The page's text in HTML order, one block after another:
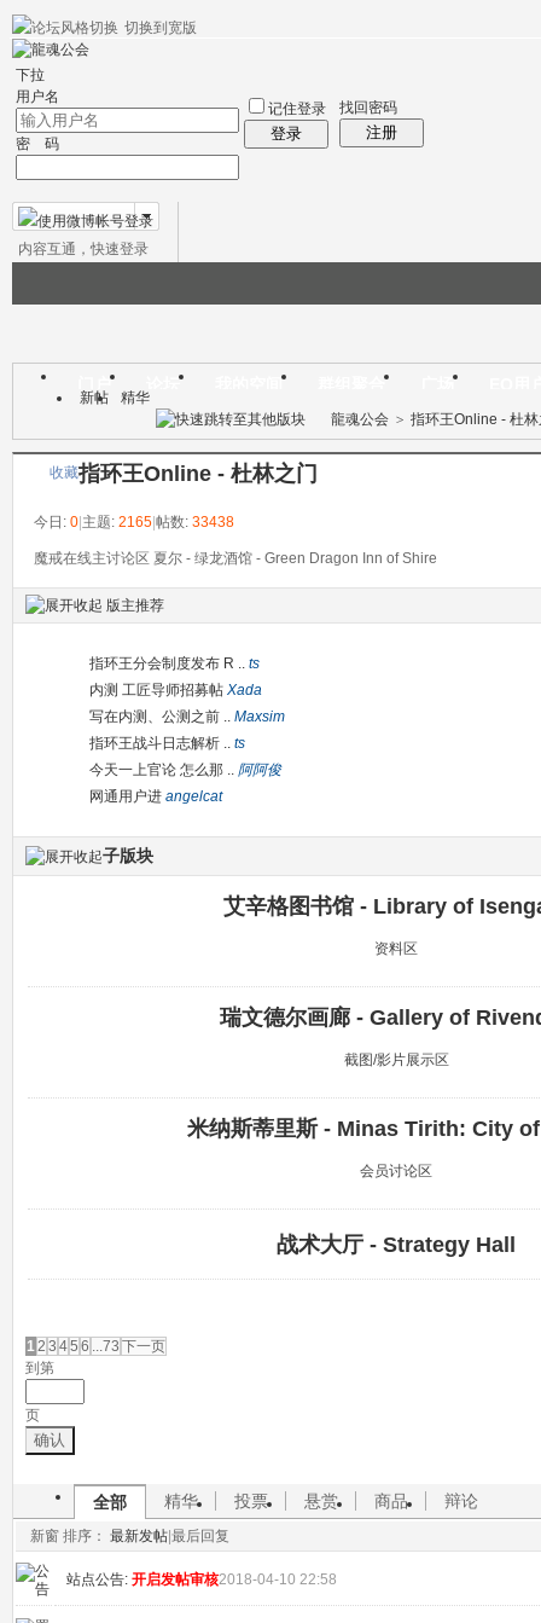
切换到宽版
下拉
用户名
密 码
记住登录
登录
找回密码
注册
微博帐号登录
内容互通，快速登录
门户 论坛 我的空间 群组聚合 广场
新帖
精华
龍魂公会 > 指环王Online - 杜
指环王Online - 杜林之门
收藏
今日: 0|主题: 2165|帖数: 33438
魔戒在线主讨论区 夏尔 - 绿龙酒馆 - Green Dragon Inn of Shire
版主推荐
指环王分会制度发布 R .. ts
内测 工匠导师招募帖 Xada
写在内测、公测之前 .. Maxsim
指环王战斗日志解析 .. ts
今天一上官论 怎么那 .. 阿阿俊
网通用户进 angelcat
子版块
艾辛格图书馆 - Library of
资料区
瑞文德尔画廊 - Gallery of
截图/影片展示区
米纳斯蒂里斯 - Minas Tirith: City
会员讨论区
战术大厅 - Strategy Hall
12 3 45 6 ...73 下一页
到第
页
确认
全部 精华 投票 悬赏 商品 辩论
新窗 排序： 最新发帖|最后回复
站点公告: 开启发帖审核2018-04-10 22:58